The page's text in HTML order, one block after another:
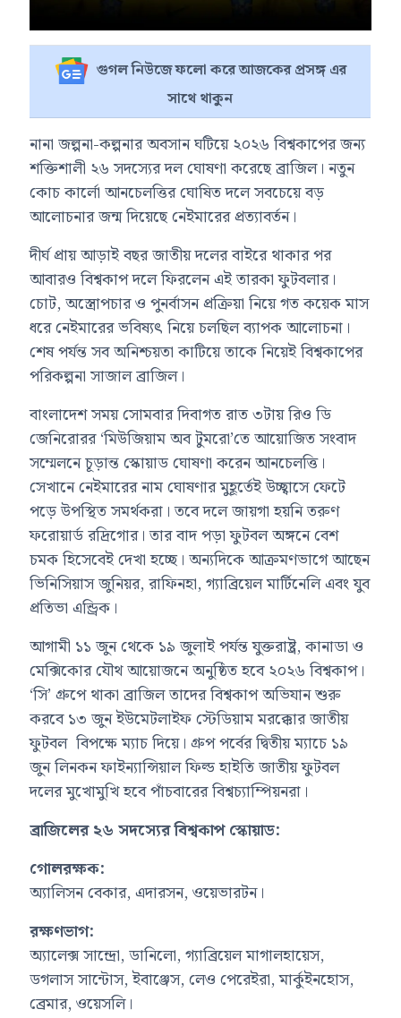
গুগল নিউজে ফলো করে আজকের প্রসঙ্গ এর
সাথে থাকুন
নানা জল্পনা-কল্পনার অবসান ঘটিয়ে ২০২৬ বিশ্বকাপের জন্য
শক্তিশালী ২৬ সদস্যের দল ঘোষণা করেছেব্রাজিল। নতুন
কোচকার্লো আনচেলত্তির ঘোষিত দলে সবচেয়ে বড়
আলোচনার জন্ম দিয়েছেনেইমারেরপ্রত্যাবর্তন।
দীর্ঘ প্রায় আড়াই বছর জাতীয় দলের বাইরে থাকার পর
আবারও বিশ্বকাপ দলে ফিরলেন এই তারকা ফুটবলার।
চোট, অস্ত্রোপচার ও পুনর্বাসন প্রক্রিয়া নিয়ে গত কয়েক মাস
ধরে নেইমারের ভবিষ্যৎ নিয়ে চলছিল ব্যাপক আলোচনা।
শেষ পর্যন্ত সব অনিশ্চয়তা কাটিয়ে তাকে নিয়েই বিশ্বকাপের
পরিকল্পনা সাজাল ব্রাজিল।
বাংলাদেশ সময় সোমবার দিবাগত রাত ৩টায়রিও ডি
জেনিরোরর ‘মিউজিয়াম অব টুমরো’তে আয়োজিত সংবাদ
সম্মেলনে চূড়ান্ত স্কোয়াড ঘোষণা করেন আনচেলত্তি।
সেখানে নেইমারের নাম ঘোষণার মুহূর্তেই উচ্ছ্বাসে ফেটে
পড়ে উপস্থিত সমর্থকরা। তবে দলে জায়গা হয়নি তরুণ
ফরোয়ার্ড রদ্রিগোর। তার বাদ পড়া ফুটবল অঙ্গনে বেশ
চমক হিসেবেই দেখা হচ্ছে। অন্যদিকে আক্রমণভাগে আছেন
ভিনিসিয়াস জুনিয়র, রাফিনহা, গ্যাব্রিয়েল মার্টিনেলি এবং যুব
প্রতিভা এন্ড্রিক ।
আগামী ১১ জুন থেকে ১৯ জুলাই পর্যন্ত যুক্তরাষ্ট্র, কানাডা ও
মেক্সিকোর যৌথ আয়োজনে অনুষ্ঠিত হবে ২০২৬ বিশ্বকাপ।
‘সি’ গ্রুপে থাকা ব্রাজিল তাদের বিশ্বকাপ অভিযান শুরু
করবে ১৩ জুনইউমেটলাইফ স্টেডিয়াম মরক্কোর জাতীয়
ফুটবল বিপক্ষে ম্যাচ দিয়ে। গ্রুপ পর্বের দ্বিতীয় ম্যাচে ১৯
জুনলিনকন ফাইন্যান্সিয়াল ফিল্ড হাইতি জাতীয় ফুটবল
দলেরমুখোমুখি হবে পাঁচবারের বিশ্বচ্যাম্পিয়নরা।
ব্রাজিলের ২৬ সদস্যের বিশ্বকাপ স্কোয়াড:
গোলরক্ষক:
অ্যালিসন বেকার, এদারসন, ওয়েভারটন।
রক্ষণভাগ:
অ্যালেক্স সান্দ্রো, ডানিলো, গ্যাব্রিয়েল মাগালহায়েস,
ডগলাস সান্টোস, ইবাঞ্জেস, লেও পেরেইরা, মার্কুইনহোস,
ব্রেমার, ওয়েসলি।